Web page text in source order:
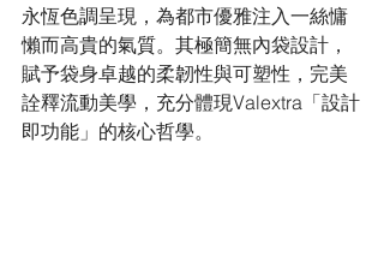
永恆色調呈現，為都市優雅注入一絲慵
懶而高貴的氣質。其極簡無內袋設計，
賦予袋身卓越的柔韌性與可塑性，完美
詮釋流動美學，充分體現Valextra「設計
即功能」的核心哲學。